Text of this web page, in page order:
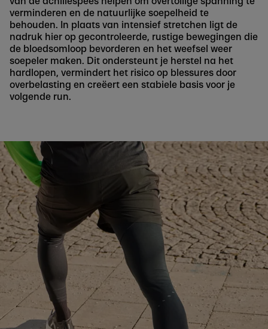
verminderen en de natuurlijke soepelheid te
behouden. In plaats van intensief stretchen ligt de
nadruk hier op gecontroleerde, rustige bewegingen die
de bloedsomloop bevorderen en het weefsel weer
soepeler maken. Dit ondersteunt je herstel na het
hardlopen, vermindert het risico op blessures door
overbelasting en creëert een stabiele basis voor je
volgende run.